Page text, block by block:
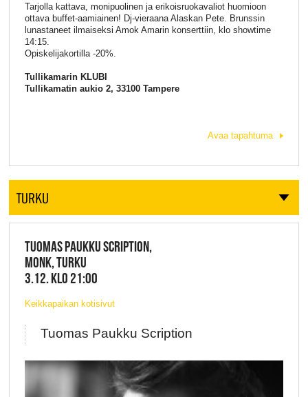
Tarjolla kattava, monipuolinen ja erikoisruokavaliot huomioon
ottava buffet-aamiainen! Dj-vieraana Alaskan Pete. Brunssin
lunastaneet ilmaiseksi Amok Amarin konserttiin, klo showtime
14:15.
Opiskelijakortilla -20%.
Tullikamarin KLUBI
Tullikamatin aukio 2, 33100 Tampere
Avaa tapahtuma
TURKU
TUOMAS PAUKKU SCRIPTION,
MONK, TURKU
3.12. KLO 21:00
Keikkapaikan kotisivut
Tuomas Paukku Scription